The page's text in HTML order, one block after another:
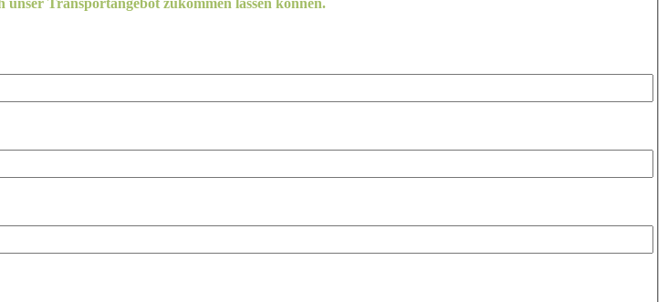
Transportangebot zukommen lassen können.